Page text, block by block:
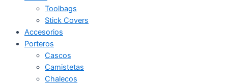
Toolbags
Stick Covers
Accesorios
Porteros
Cascos
Camistetas
Chalecos